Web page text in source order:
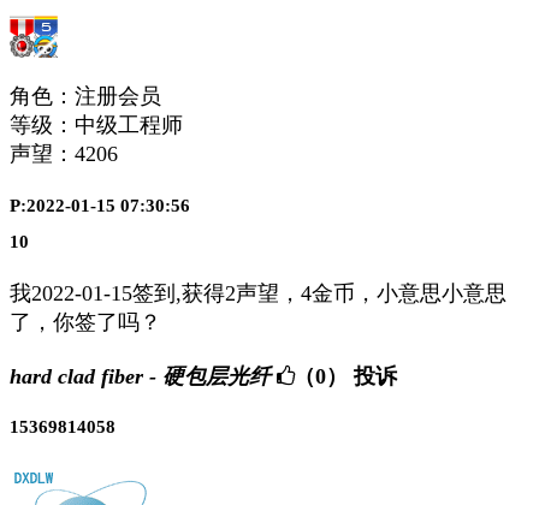
角色：注册会员
等级：中级工程师
声望： 4206
P:2022-01-15 07:30:56
10
我2022-01-15签到,获得2声望，4金币，小意思小意思
了，你签了吗？
hard clad fiber - 硬包层光纤 （0） 投诉
15369814058